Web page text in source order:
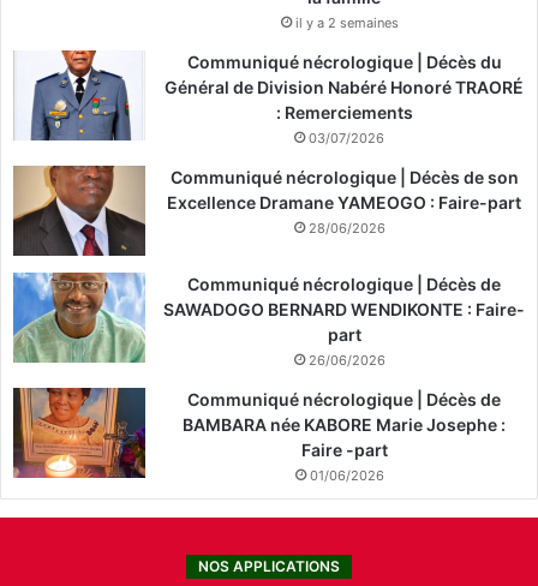
il y a 2 semaines
Communiqué nécrologique | Décès du
Général de Division Nabéré Honoré TRAORÉ
: Remerciements
03/07/2026
Communiqué nécrologique | Décès de son
Excellence Dramane YAMEOGO : Faire-part
28/06/2026
Communiqué nécrologique | Décès de
SAWADOGO BERNARD WENDIKONTE : Faire-
part
26/06/2026
Communiqué nécrologique | Décès de
BAMBARA née KABORE Marie Josephe :
Faire -part
01/06/2026
NOS APPLICATIONS